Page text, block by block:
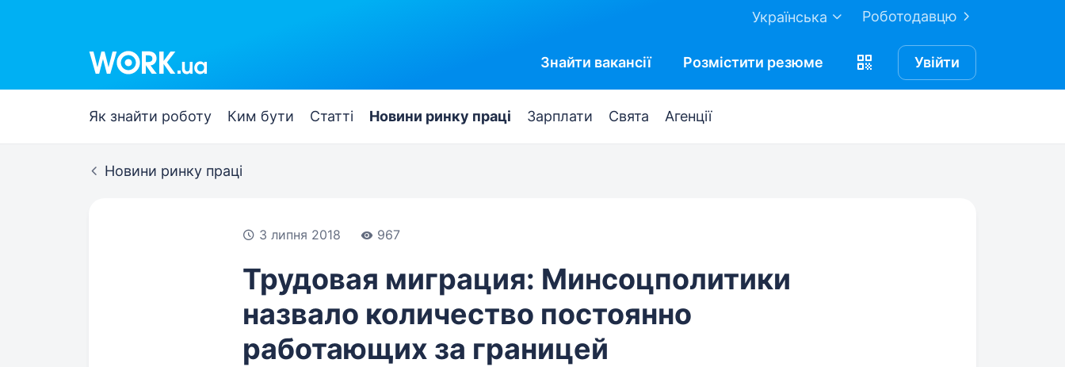
Роботодавцю
Українська
Знайти вакансії Розмістити резюме Увійти
Як знайти роботу Ким бути Статті Новини ринку праці Зарплати Свята Агенції
Новини ринку праці
3 липня 2018 967
Трудовая миграция: Минсоцполитики
назвало количество постоянно
работающих за границей